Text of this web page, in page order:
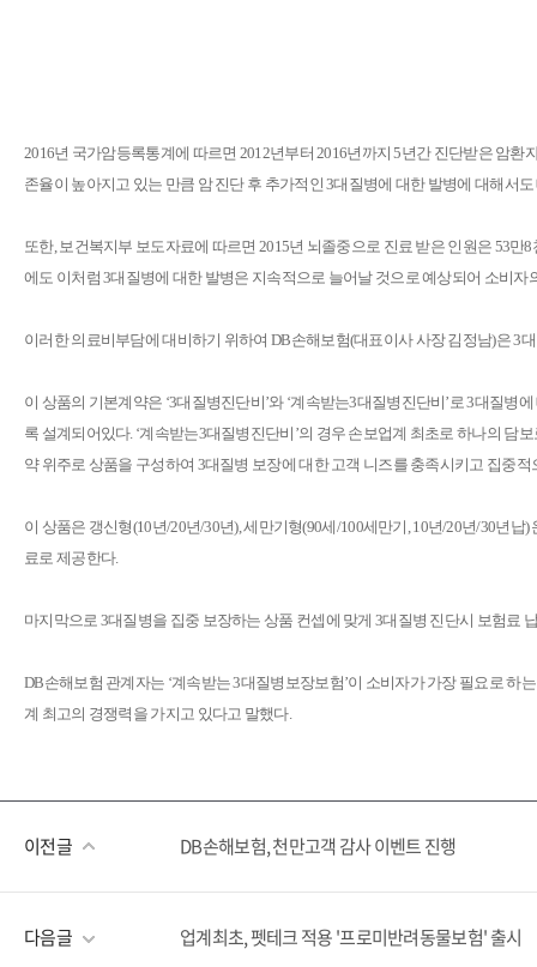
2016년 국가암등록통계에 따르면 2012년부터 2016년까지 5년간 진단받은 암환
존율이 높아지고 있는 만큼 암 진단 후 추가적인 3대질병에 대한 발병에 대해서
또한, 보건복지부 보도자료에 따르면 2015년 뇌졸중으로 진료 받은 인원은 53만
에도 이처럼 3대질병에 대한 발병은 지속적으로 늘어날 것으로 예상되어 소비자
이러한 의료비부담에 대비하기 위하여 DB손해보험(대표이사 사장 김정남)은 3
이 상품의 기본계약은 ‘3대질병진단비’와 ‘계속받는3대질병진단비’로 3대질
록 설계되어있다. ‘계속받는3대질병진단비’의 경우 손보업계 최초로 하나의 담
약 위주로 상품을 구성하여 3대질병 보장에 대한 고객 니즈를 충족시키고 집중
이 상품은 갱신형(10년/20년/30년), 세만기형(90세/100세만기, 10년/20년/30년
료로 제공한다.
마지막으로 3대질병을 집중 보장하는 상품 컨셉에 맞게 3대질병 진단시 보험료
DB손해보험 관계자는 ‘계속받는 3대질병보장보험’이 소비자가 가장 필요로 하
계 최고의 경쟁력을 가지고 있다고 말했다.
이전글 DB손해보험, 천만고객 감사 이벤트 진행
다음글 업계최초, 펫테크 적용 '프로미반려동물보험' 출시